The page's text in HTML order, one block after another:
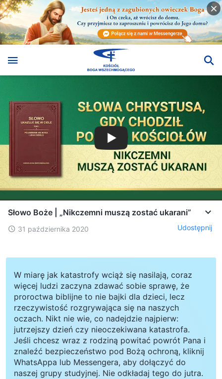
Słowo Boże | „Nikczemni muszą zostać ukarani”
31 października 2020 Udostępnij
W miarę jak katastrofy wciąż się nasilają, coraz
więcej ludzi zaczyna zdawać sobie sprawę, że
proroctwa biblijne to nie bajki dla dzieci, lecz
rzeczywistość rozgrywająca się na naszych
oczach. Nikt nie wie, co nadejdzie najpierw:
jutrzejszy dzień czy nieoczekiwana katastrofa.
Jeśli chcesz wraz z rodziną powitać powrót Pana i
znaleźć bezpieczeństwo pod Bożą ochroną, kliknij
WhatsAppa lub Messengera, aby dołączyć do
naszej grupy studyjnej. Nie odkładaj tego do jutra.